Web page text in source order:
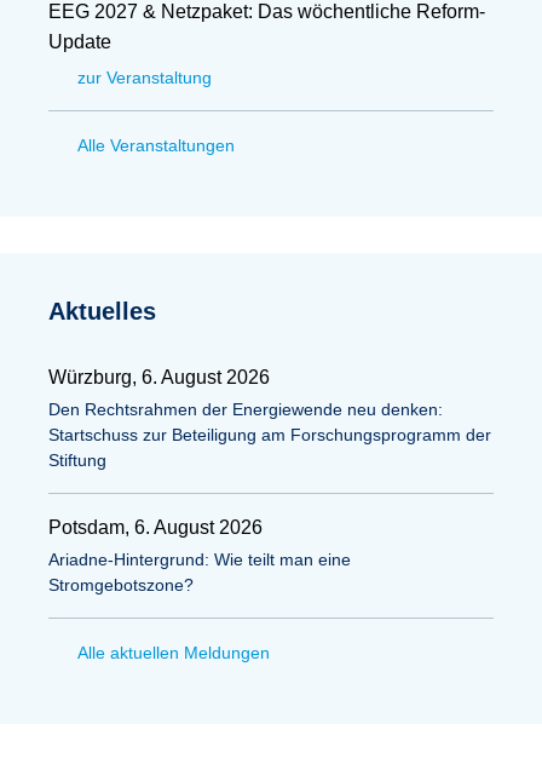
EEG 2027 & Netzpaket: Das wöchentliche Reform-
Update
zur Veranstaltung
Alle Veranstaltungen
Aktuelles
Würzburg, 6. August 2026
Den Rechtsrahmen der Energiewende neu denken:
Startschuss zur Beteiligung am Forschungsprogramm der
Stiftung
Potsdam, 6. August 2026
Ariadne-Hintergrund: Wie teilt man eine
Stromgebotszone?
Alle aktuellen Meldungen